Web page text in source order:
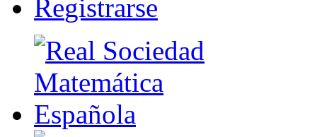
Registrarse